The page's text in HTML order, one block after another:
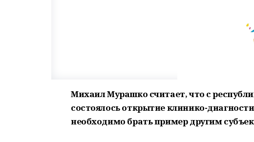
Михаил Мурашко считает, что с
состоялось открытие клинико-
необходимо брать пример другим